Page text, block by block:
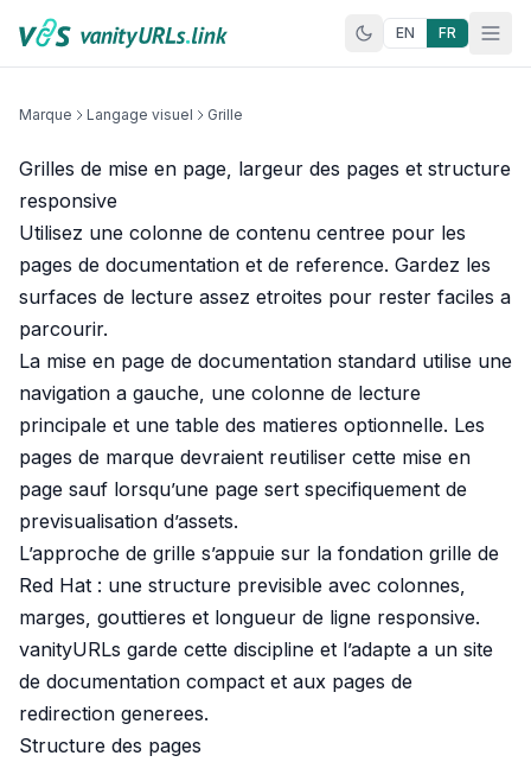
Aller au contenu
EN FR
Marque Langage visuel Grille
Grilles de mise en page, largeur des pages et structure
responsive
Utilisez une colonne de contenu centree pour les
pages de documentation et de reference. Gardez les
surfaces de lecture assez etroites pour rester faciles a
parcourir.
La mise en page de documentation standard utilise une
navigation a gauche, une colonne de lecture
principale et une table des matieres optionnelle. Les
pages de marque devraient reutiliser cette mise en
page sauf lorsqu’une page sert specifiquement de
previsualisation d’assets.
L’approche de grille s’appuie sur la fondation grille de
Red Hat : une structure previsible avec colonnes,
marges, gouttieres et longueur de ligne responsive.
vanityURLs garde cette discipline et l’adapte a un site
de documentation compact et aux pages de
redirection generees.
Structure des pages